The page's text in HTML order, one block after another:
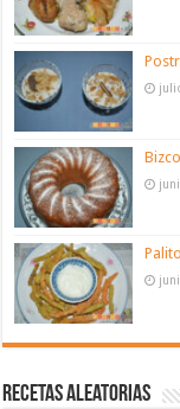
Recetas aleatorias